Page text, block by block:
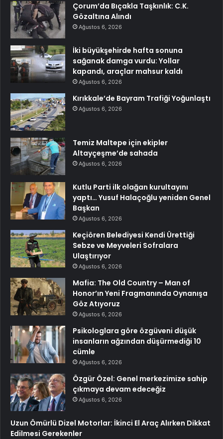
Çorum’da Bıçakla Taşkınlık: C.K.
Gözaltına Alındı
Ağustos 6, 2026
İki büyükşehirde hafta sonuna
sağanak damga vurdu: Yollar
kapandı, araçlar mahsur kaldı
Ağustos 6, 2026
Kırıkkale’de Bayram Trafiği Yoğunlaştı
Ağustos 6, 2026
Temiz Maltepe için ekipler
Altayçeşme’de sahada
Ağustos 6, 2026
Kutlu Parti ilk olağan kurultayını
yaptı… Yusuf Halaçoğlu yeniden Genel
Başkan
Ağustos 6, 2026
Keçiören Belediyesi Kendi Ürettiği
Sebze ve Meyveleri Sofralara
Ulaştırıyor
Ağustos 6, 2026
Mafia: The Old Country – Man of
Honor’ın Yeni Fragmanında Oynanışa
Göz Atıyoruz
Ağustos 6, 2026
Psikologlara göre özgüveni düşük
insanların ağzından düşürmediği 10
cümle
Ağustos 6, 2026
Özgür Özel: Genel merkezimize sahip
çıkmaya devam edeceğiz
Ağustos 6, 2026
Uzun Ömürlü Dizel Motorlar: İkinci El Araç Alırken Dikkat
Edilmesi Gerekenler